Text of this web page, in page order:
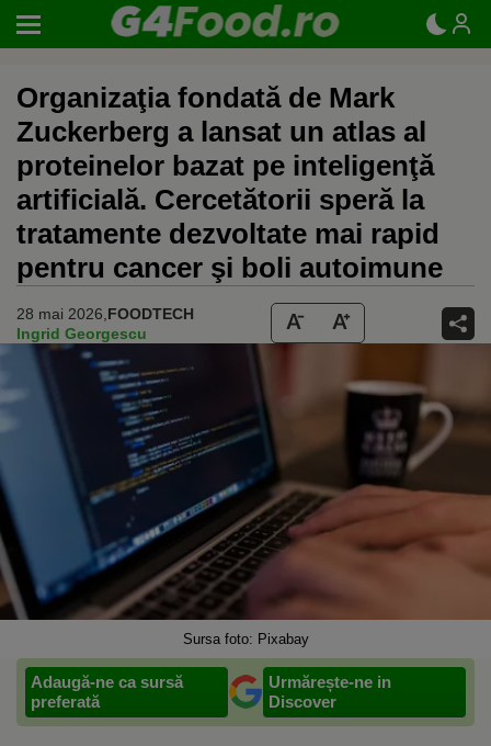
Organizaţia fondată de Mark
Zuckerberg a lansat un atlas al
proteinelor bazat pe inteligenţă
artificială. Cercetătorii speră la
tratamente dezvoltate mai rapid
pentru cancer şi boli autoimune
28 mai 2026, FOODTECH
Ingrid Georgescu
Sursa foto: Pixabay
Adaugă-ne ca sursă
preferată
Urmărește-ne in
Discover